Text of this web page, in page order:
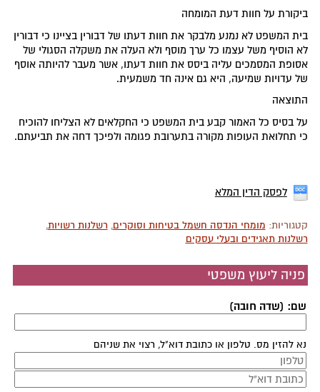
ביקורת על חוות דעת המומחה
בית המשפט לא נמנע מלבקר את חוות דעתו של דבורין בציינו כי דבורין
לא הוסיף משל עצמו כל ערך מוסף ולא העלה את משקלה הסגולי של
אסופת המסמכים עליה ביסס את חוות דעתו, אשר מעבר להיותה אוסף
של עדויות שמיעה, היא גם אינה חד משמעית.
התוצאה
על בסיס כל האמור קבע בית המשפט כי החקלאים לא הצליחו להוכיח
כי תחלואת העופות מקורה בתערובת פגומה ולפיכך דחה את תביעתם.
לפסק הדין המלא
קטגוריות: מומחי הנדסה חשמל בטיחות וסוקרים,רשלנות רשויות,
רשלנות תאגידים ובעלי עסקים
פניה ליעוץ משפטי
שם: (שדה חובה)
נא להזין מס. טלפון או כתובת דוא"ל, רצוי את שניהם